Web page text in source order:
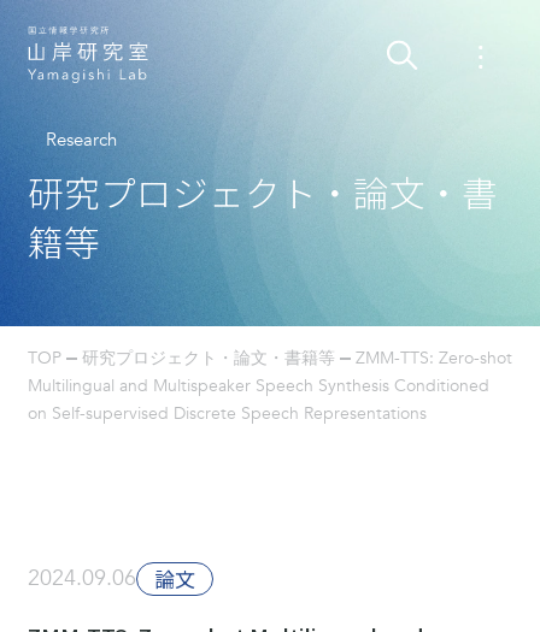
Research
研究プロジェクト・論文・書
籍等
TOP 研究プロジェクト・論文・書籍等
ZMM-TTS: Zero-shot
Multilingual and Multispeaker Speech Synthesis Conditioned
on Self-supervised Discrete Speech Representations
2024.09.06 論文